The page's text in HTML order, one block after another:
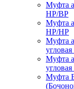
Муфта
НР/ВР
Муфта
НР/НР
Муфта
Муфта
Муфта